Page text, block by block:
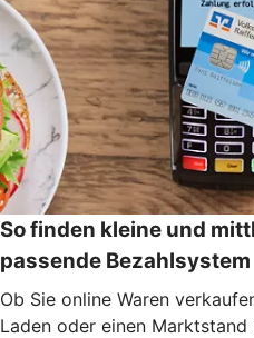
So finden kleine und
passende Bezahlsystem
Ob Sie online Waren
Laden oder einen Marktstand